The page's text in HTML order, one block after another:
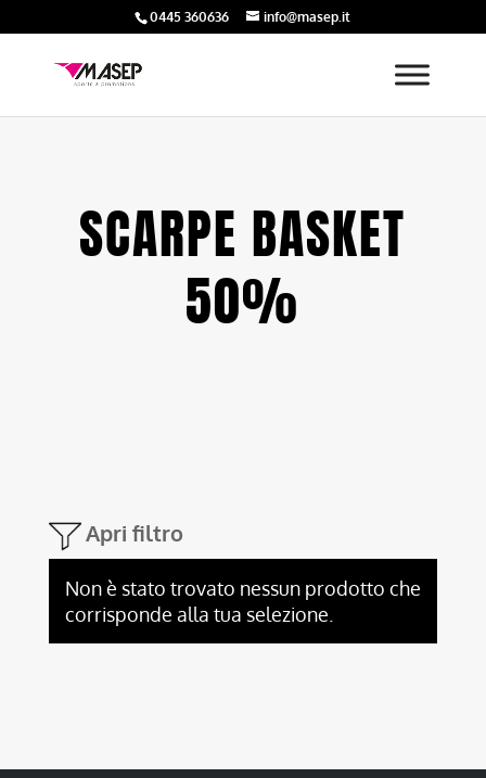
0445 360636 info@masep.it
SCARPE BASKET
50%
Apri filtro
Non è stato trovato nessun prodotto che
corrisponde alla tua selezione.